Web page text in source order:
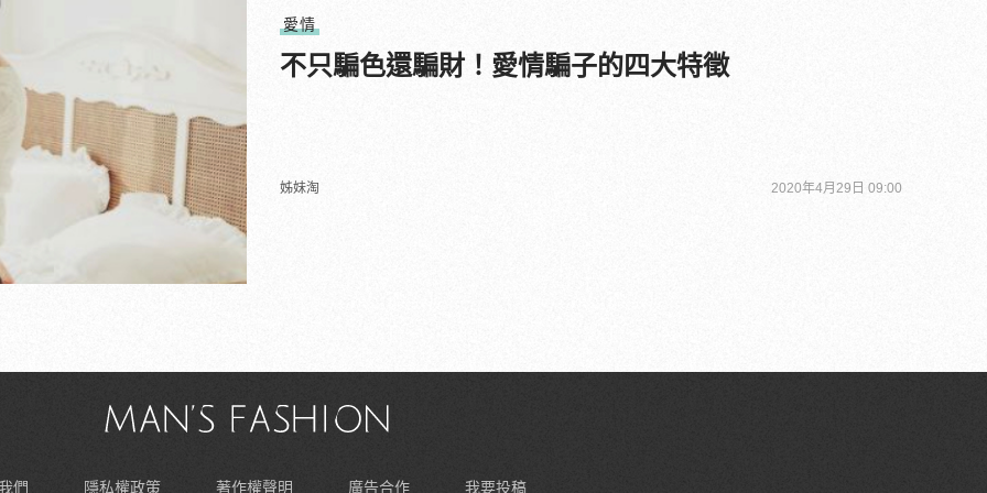
愛情
不只騙色還騙財！愛情騙子的四大特徵
姊妹淘 2020年4月29日 09:00
們 隱私權政策 著作權聲明 廣告合作 我要投稿